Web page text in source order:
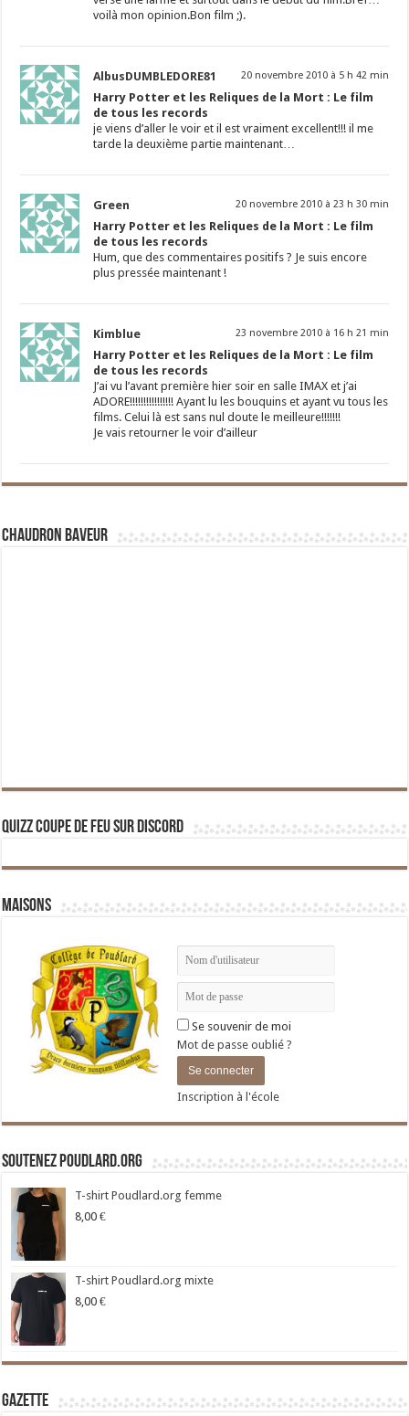
voilà mon opinion.Bon film ;).
AlbusDUMBLEDORE81 20 novembre 2010 à 5 h 42 min
Harry Potter et les Reliques de la Mort : Le film
de tous les records
je viens d’aller le voir et il est vraiment excellent!!! il me
tarde la deuxième partie maintenant…
Green 20 novembre 2010 à 23 h 30 min
Harry Potter et les Reliques de la Mort : Le film
de tous les records
Hum, que des commentaires positifs ? Je suis encore
plus pressée maintenant !
Kimblue 23 novembre 2010 à 16 h 21 min
Harry Potter et les Reliques de la Mort : Le film
de tous les records
J’ai vu l’avant première hier soir en salle IMAX et j’ai
ADORE!!!!!!!!!!!!!!!! Ayant lu les bouquins et ayant vu tous les
films. Celui là est sans nul doute le meilleure!!!!!!!
Je vais retourner le voir d’ailleur
Chaudron Baveur
Quizz Coupe de Feu sur Discord
Maisons
Se souvenir de moi
Mot de passe oublié ?
Inscription à l'école
Soutenez Poudlard.org
T-shirt Poudlard.org femme
8,00 €
T-shirt Poudlard.org mixte
8,00 €
Gazette